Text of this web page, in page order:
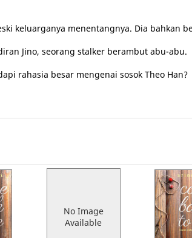
keluarganya menentangnya. Dia bahkan
Jino, seorang stalker berambut abu-abu.
rahasia besar mengenai sosok Theo Han?
No Image
Available